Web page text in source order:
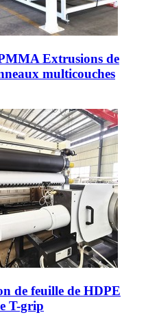
Extrusions de
multicouches
de feuille de HDPE
T-grip